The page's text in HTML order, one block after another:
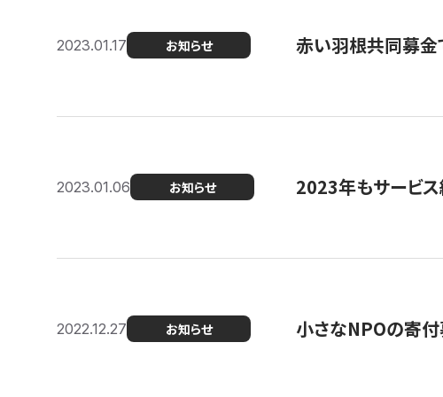
2023.01.17 お知らせ 赤い羽根共同募金
2023.01.06 お知らせ 2023年もサービ
2022.12.27 お知らせ 小さなNPOの寄付